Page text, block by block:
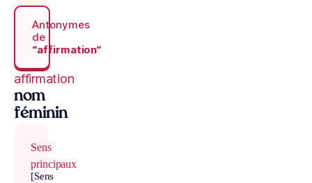
Antonymes
de
“affirmation“
affirmation
nom
féminin
Sens
principaux
[Sens